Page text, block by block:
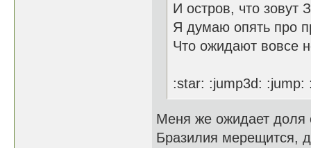
И остров, что зовут
Я думаю опять про
Что ожидают вовсе
:star: :jump3d: :jump:
Меня же ожидает доля
Бразилия мерещится,